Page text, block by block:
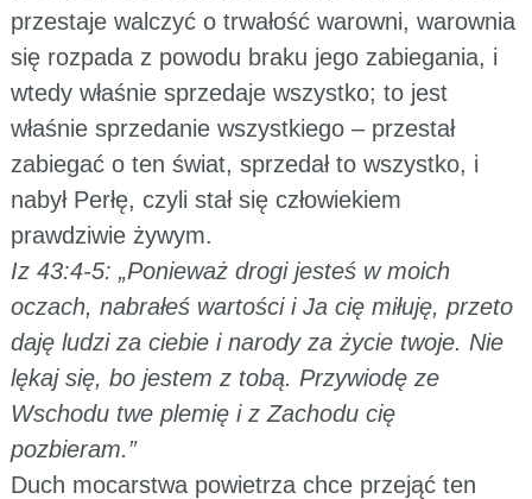
przestaje walczyć o trwałość warowni, warownia
się rozpada z powodu braku jego zabiegania, i
wtedy właśnie sprzedaje wszystko; to jest
właśnie sprzedanie wszystkiego – przestał
zabiegać o ten świat, sprzedał to wszystko, i
nabył Perłę, czyli stał się człowiekiem
prawdziwie żywym.
Iz 43:4-5: „Ponieważ drogi jesteś w moich
oczach, nabrałeś wartości i Ja cię miłuję, przeto
daję ludzi za ciebie i narody za życie twoje. Nie
lękaj się, bo jestem z tobą. Przywiodę ze
Wschodu twe plemię i z Zachodu cię
pozbieram.”
Duch mocarstwa powietrza chce przejąć ten